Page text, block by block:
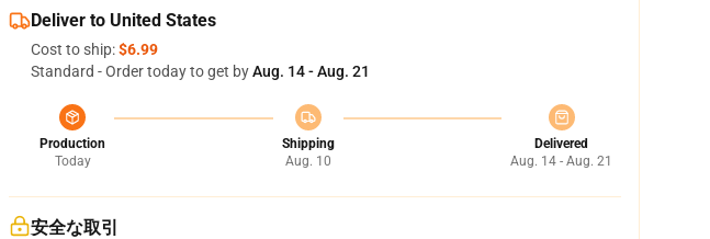
Deliver to United States
Cost to ship:$6.99
Standard - Order today to get byAug. 14 - Aug. 21
Production
Today
Shipping
Aug. 10
Delivered
Aug. 14 - Aug. 21
安全な取引